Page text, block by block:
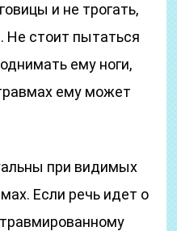
и не трогать,
Не стоит пытаться
ему ноги,
ему может
при видимых
Если речь идет о